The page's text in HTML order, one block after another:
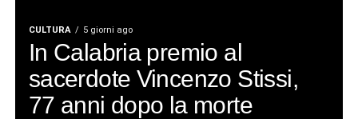
CULTURA 5 giorni ago
In Calabria premio al
sacerdote Vincenzo Stissi,
77 anni dopo la morte